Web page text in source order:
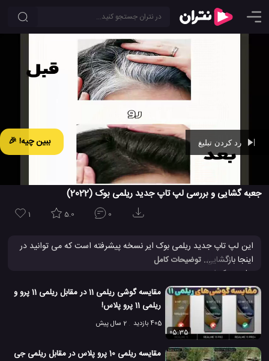
ببین چیه! 🎉
جعبه گشایی و بررسی لپ تاپ جدید ریلمی بوک (2022)
1 5.0 0
این لپ تاپ جدید ریلمی بوک ایر نسخه پیشرفته است که می توانید در
اینجا بازگشایی جعبه و بررسی کامل آن را تماشا کند. این لپ تاپ جدید
ذخیره سازی، ویندوز 10 و پشتیبانی از وای فای 6 بهره می برد. خودتان با
مشاهده این ویدئو این لپ تاپ جدیدریلمی
بوک (2022) را بهتر
بشناسید.
# بررسی لپ تاپ ریلمی بوک
# لپ تاپ ریلمی # لپ تاپ ریلمی بوک
... توضیحات کامل
مقایسه گوشی ریلمی 11 در مقابل ریلمی 11 پرو و
ریلمی 11 پرو پلاس!
405 بازدید
2 سال پیش
05:35
مقایسه ریلمی 10 پرو پلاس در مقابل ریلمی جی